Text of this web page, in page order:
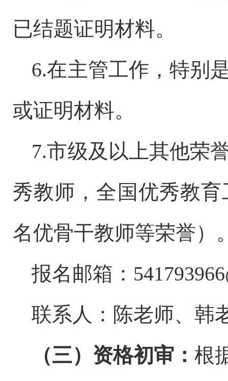
已结题证明材料。
6.在主管工作，特别
或证明材料。
7.市级及以上其他荣
秀教师，全国优秀教
名优骨干教师等荣誉）
报名邮箱：
联系人： 陈老师、韩
（三）资格初审：根